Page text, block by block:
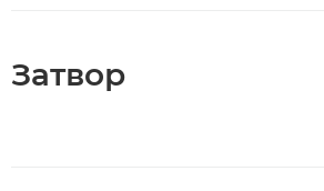
Затвор